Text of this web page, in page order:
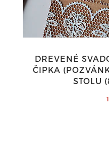
DREVENÉ
ČIPKA
STOLU